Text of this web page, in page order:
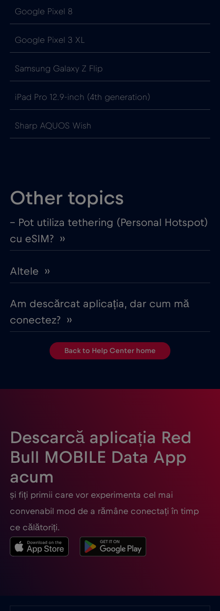
Google Pixel 8
Google Pixel 3 XL
Samsung Galaxy Z Flip
iPad Pro 12.9‑inch (4th generation)
Sharp AQUOS Wish
Other topics
– Pot utiliza tethering (Personal Hotspot)
cu eSIM? ››
Altele ››
Am descărcat aplicația, dar cum mă
conectez? ››
Back to Help Center home
Descarcă aplicația Red
Bull MOBILE Data App
acum
și fiți primii care vor experimenta cel mai
convenabil mod de a rămâne conectați în timp
ce călătoriți.